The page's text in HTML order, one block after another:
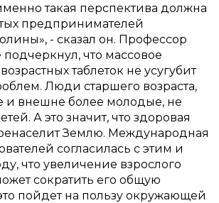
такая перспектива должна
предпринимателей
- сказал он. Профессор
что массовое
таблеток не усугубит
Люди старшего возраста,
и внешне более молодые, не
А это значит, что здоровая
Землю. Международная
согласилась с этим и
что увеличение взрослого
сократить его общую
пойдет на пользу окружающей